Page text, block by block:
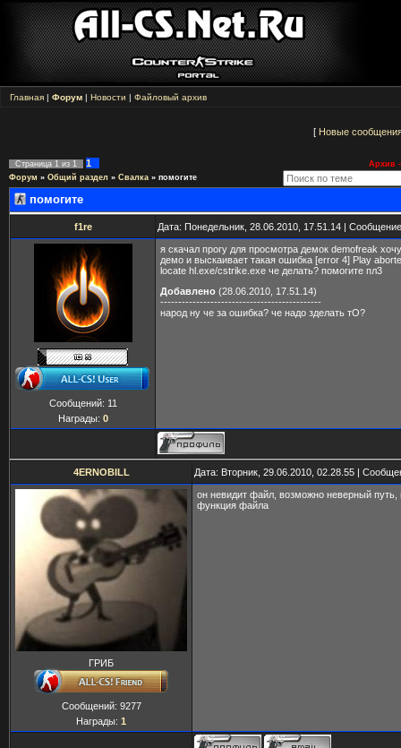
Главная | Форум | Новости | Файловый архив
[ Новые
Страница 1 из 1 1
Архив -
Форум » Общий раздел » Свалка » помогите
помогите
f1re Дата: Понедельник, 28.06.2010, 17.51.14 |
Сообщений: 11
Награды: 0
я скачал прогу для просмотра демок demofreak
демо и выскаивает такая ошибка [error 4] Play
locate hl.exe/cstrike.exe че делать? помогите пл3
Добавлено (28.06.2010, 17.51.14)
---------------------------------------------
народ ну че за ошибка? че надо зделать тО?
4ERNOBILL Дата: Вторник, 29.06.2010, 02.28.55 |
ГРИБ
Сообщений: 9277
Награды: 1
он невидит файл, возможно неверный путь,
функция файла